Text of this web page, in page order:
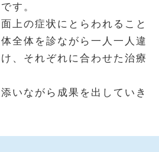
す。
上の症状にとらわれること
全体を診ながら一人一人違
、それぞれに合わせた治療
いながら成果を出していき